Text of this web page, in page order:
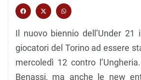
Il nuovo biennio dell’Under
giocatori del Torino ad essere
mercoledì 12 contro
Benassi, ma anche le new